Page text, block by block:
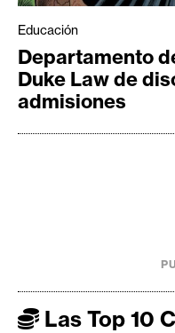
Educación
Departamento
Duke Law de
admisiones
Las Top 10